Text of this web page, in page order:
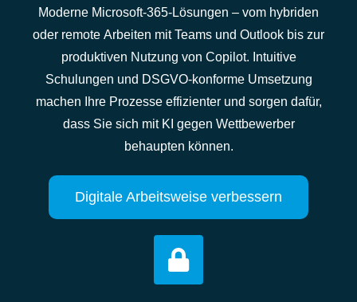
Moderne Microsoft-365-Lösungen – vom hybriden
oder remote Arbeiten mit Teams und Outlook bis zur
produktiven Nutzung von Copilot. Intuitive
Schulungen und DSGVO-konforme Umsetzung
machen Ihre Prozesse effizienter und sorgen dafür,
dass Sie sich mit KI gegen Wettbewerber
behaupten können.
Digitale Arbeitsweise verbessern